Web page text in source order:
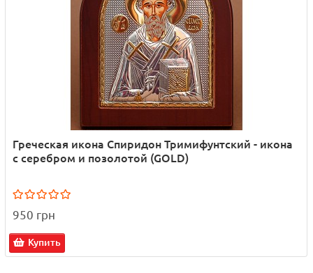
Греческая икона Спиридон Тримифунтский - икона
с серебром и позолотой (GOLD)
950 грн
Купить